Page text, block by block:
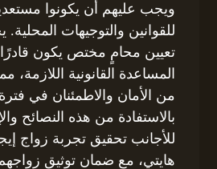
ويجب عليهم أن يكونوا
للقوانين والتوجيهات
تعيين محامٍ مختص يكون
المساعدة القانونية اللازمة،
من الأمان والاطمئنان في
بالاستفادة من هذه النصائح
للأجانب تحقيق تجربة زواج
هايتي، مع ضمان توثيق